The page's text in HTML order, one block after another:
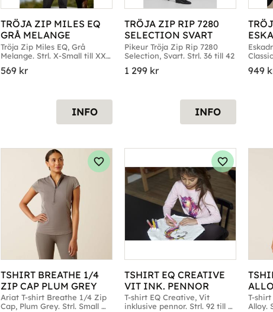
TRÖJA ZIP MILES EQ
GRÅ MELANGE
Tröja Zip Miles EQ, Grå
Melange. Strl. X-Small till XX-
569 kr
INFO
TRÖJA ZIP RIP 7280
SELECTION SVART
Pikeur Tröja Zip Rip 7280
Selection, Svart. Strl. 36 till 42
1 299kr
INFO
949
TSHIRT BREATHE 1/4
ZIP CAP PLUM GREY
Ariat T-shirt Breathe 1/4 Zip
Cap, Plum Grey. Strl. Small
Lägg till i favoriter
TSHIRT EQ CREATIVE
VIT INK. PENNOR
T-shirt EQ Creative, Vit
inklusive pennor. Strl. 92 till
Lägg till i
T-
Alloy.